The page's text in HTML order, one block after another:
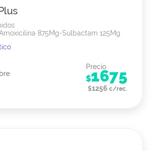
875Mg-Sulbactam 125Mg
Precio
$1675
$1256 c/rec.